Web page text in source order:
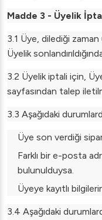
Madde 3 - Üyelik
3.1 Üye, dilediği zaman
Üyelik
3.2 Üyelik iptali için,
sayfasından talep
3.3 Aşağıdaki
Üye son verdiği
Farklı bir e-posta
bulunulduysa.
Üyeye kayıtlı
3.4 Aşağıdaki